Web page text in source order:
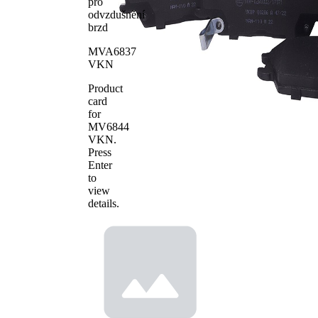
Počet
obložení
odvzdušnění
brzd
MVA6837
VKN
Product
card
for
MV6844
VKN.
Press
Enter
to
view
details.